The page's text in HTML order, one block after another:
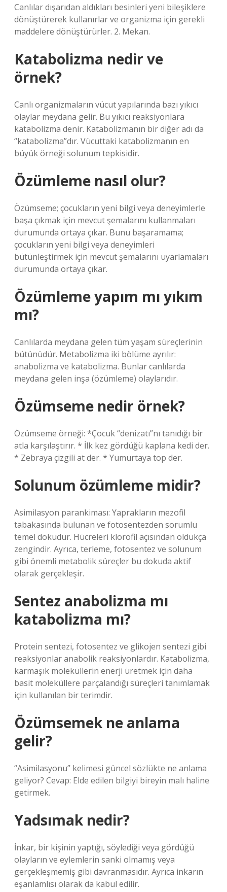
Canlılar dışarıdan aldıkları besinleri yeni bileşiklere
dönüştürerek kullanırlar ve organizma için gerekli
maddelere dönüştürürler. 2. Mekan.
Katabolizma nedir ve
örnek?
Canlı organizmaların vücut yapılarında bazı yıkıcı
olaylar meydana gelir. Bu yıkıcı reaksiyonlara
katabolizma denir. Katabolizmanın bir diğer adı da
“katabolizma”dır. Vücuttaki katabolizmanın en
büyük örneği solunum tepkisidir.
Özümleme nasıl olur?
Özümseme; çocukların yeni bilgi veya deneyimlerle
başa çıkmak için mevcut şemalarını kullanmaları
durumunda ortaya çıkar. Bunu başaramama;
çocukların yeni bilgi veya deneyimleri
bütünleştirmek için mevcut şemalarını uyarlamaları
durumunda ortaya çıkar.
Özümleme yapım mı yıkım
mı?
Canlılarda meydana gelen tüm yaşam süreçlerinin
bütünüdür. Metabolizma iki bölüme ayrılır:
anabolizma ve katabolizma. Bunlar canlılarda
meydana gelen inşa (özümleme) olaylarıdır.
Özümseme nedir örnek?
Özümseme örneği: *Çocuk “denizatı”nı tanıdığı bir
atla karşılaştırır. * İlk kez gördüğü kaplana kedi der.
* Zebraya çizgili at der. * Yumurtaya top der.
Solunum özümleme midir?
Asimilasyon parankiması: Yaprakların mezofil
tabakasında bulunan ve fotosentezden sorumlu
temel dokudur. Hücreleri klorofil açısından oldukça
zengindir. Ayrıca, terleme, fotosentez ve solunum
gibi önemli metabolik süreçler bu dokuda aktif
olarak gerçekleşir.
Sentez anabolizma mı
katabolizma mı?
Protein sentezi, fotosentez ve glikojen sentezi gibi
reaksiyonlar anabolik reaksiyonlardır. Katabolizma,
karmaşık moleküllerin enerji üretmek için daha
basit moleküllere parçalandığı süreçleri tanımlamak
için kullanılan bir terimdir.
Özümsemek ne anlama
gelir?
“Asimilasyonu” kelimesi güncel sözlükte ne anlama
geliyor? Cevap: Elde edilen bilgiyi bireyin malı haline
getirmek.
Yadsımak nedir?
İnkar, bir kişinin yaptığı, söylediği veya gördüğü
olayların ve eylemlerin sanki olmamış veya
gerçekleşmemiş gibi davranmasıdır. Ayrıca inkarın
eşanlamlısı olarak da kabul edilir.